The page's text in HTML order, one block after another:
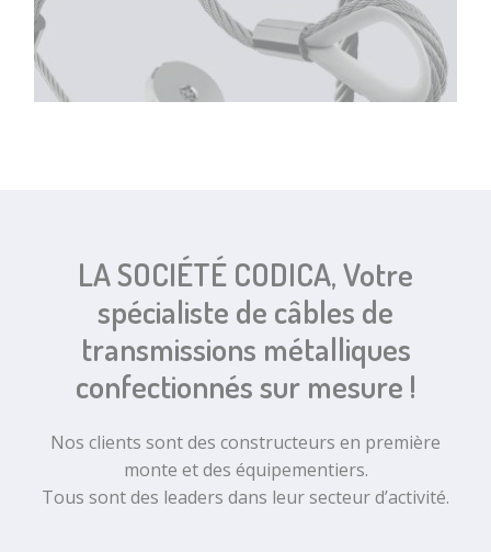
LA SOCIÉTÉ CODICA, Votre
spécialiste de câbles de
transmissions métalliques
confectionnés sur mesure !
Nos clients sont des constructeurs en première
monte et des équipementiers.
Tous sont des leaders dans leur secteur d’activité.